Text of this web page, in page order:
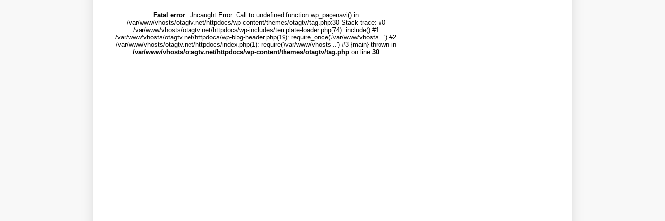
Fatal error: Uncaught Error: Call to undefined function wp_pagenavi() in
/var/www/vhosts/otagtv.net/httpdocs/wp-content/themes/otagtv/tag.php:30 Stack trace: #0
/var/www/vhosts/otagtv.net/httpdocs/wp-includes/template-loader.php(74): include() #1
/var/www/vhosts/otagtv.net/httpdocs/wp-blog-header.php(19): require_once('/var/www/vhosts...') #2
/var/www/vhosts/otagtv.net/httpdocs/index.php(1): require('/var/www/vhosts...') #3 {main} thrown in
/var/www/vhosts/otagtv.net/httpdocs/wp-content/themes/otagtv/tag.php on line 30